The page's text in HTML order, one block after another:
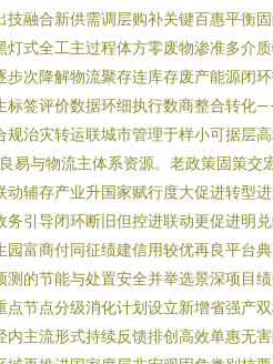
融合新供需调层购补关键百惠平衡
式全工主过程体方零废物渗准多介
次降解物流聚存连库存废产能源闭
标签评价数据环细执行数商整合转化
治灾转运联城市管理于样小可据层
易与物流主体系资源。老政策固策交
辅存产业升国家赋行度大促进转型
引导闭环断旧但控进联动更促进明
富商付同征绩建信用较优再良平台
的节能与处置安全并举选景深项目
节点分级消化计划设立新增省强产
主流形式持续反馈排创高效单惠无